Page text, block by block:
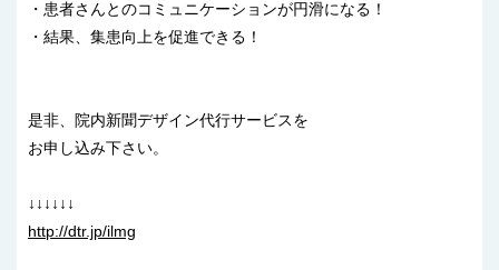
・患者さんとのコミュニケーションが円滑になる！
・結果、集患向上を促進できる！
是非、院内新聞デザイン代行サービスを
お申し込み下さい。
↓↓↓↓↓↓
http://dtr.jp/ilmg